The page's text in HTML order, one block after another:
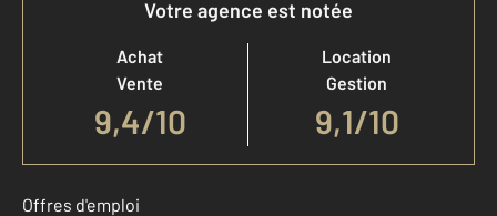
Votre agence est notée
Achat
Vente
9,4/10
Location
Gestion
9,1/10
Offres d'emploi